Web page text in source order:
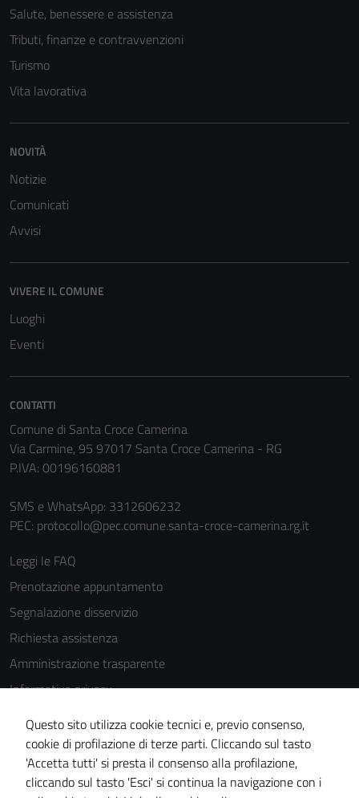
Salute, benessere e assistenza
Tributi, finanze e contravvenzioni
Turismo
Vita lavorativa
NOVITÀ
Notizie
Comunicati
Avvisi
VIVERE IL COMUNE
Luoghi
Eventi
CONTATTI
Comune di Santa Croce Camerina
Via Carmine, 95 97017 Santa Croce Camerina - RG
P.IVA: 00196160881
SMS e WhatsApp: 3312606232
PEC: protocollo@pec.comune.santa-croce-camerina.rg.it
Leggi le FAQ
Prenotazione appuntamento
Segnalazione disservizio
Richiesta assistenza
Amministrazione trasparente
Informativa privacy
Cookie Policy
Note legali
Dichiarazione di accessibilità
Piano di miglioramento del sito
Questo sito utilizza cookie tecnici e, previo consenso,
cookie di profilazione di terze parti. Cliccando sul tasto
'Accetta tutti' si presta il consenso alla profilazione,
cliccando sul tasto 'Esci' si continua la navigazione con i
Tecnici
Questi cookie
sono necessari
per il